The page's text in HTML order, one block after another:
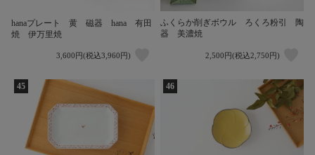
hanaプレート 黄 磁器 hana 有田
焼 伊万里焼
3,600円(税込3,960円)
ふくらか削ぎボウル ろくろ粉引 陶
器 美濃焼
2,500円(税込2,750円)
45 46